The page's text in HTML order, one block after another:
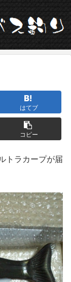
はてブ
コピー
トラカープが届